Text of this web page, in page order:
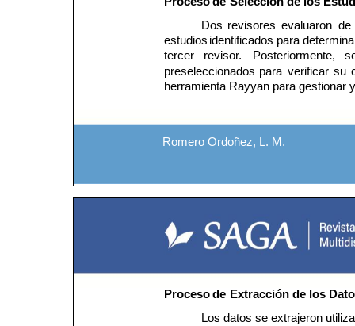
Romero Ordoñez, L. M.
Dos revisores evaluaron de
estudios identificados para
tercer
revisor. Posteriormente,
preseleccionados para verificar su
herramienta Rayyan para gestionar
Proceso de Extracción de los
Los datos se extrajeron